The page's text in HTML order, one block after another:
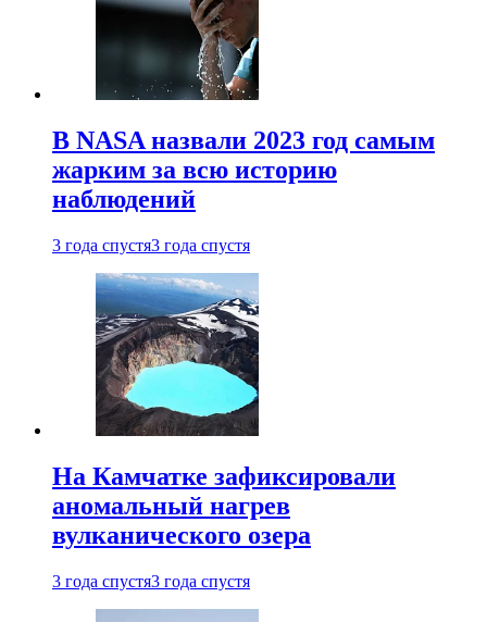
В NASA назвали 2023 год самым
жарким за всю историю
наблюдений
3 года спустя3 года спустя
На Камчатке зафиксировали
аномальный нагрев
вулканического озера
3 года спустя3 года спустя